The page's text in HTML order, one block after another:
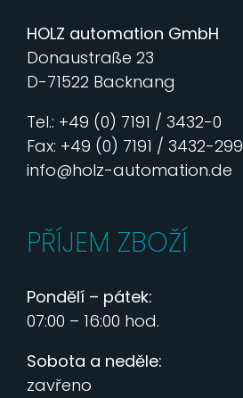
HOLZ automation GmbH
Donaustraße 23
D-71522 Backnang
Tel.: +49 (0) 7191 / 3432-0
Fax: +49 (0) 7191 / 3432-299
info@holz-automation.de
PŘÍJEM ZBOŽÍ
Pondělí – pátek:
07:00 – 16:00 hod.
Sobota a neděle:
zavřeno